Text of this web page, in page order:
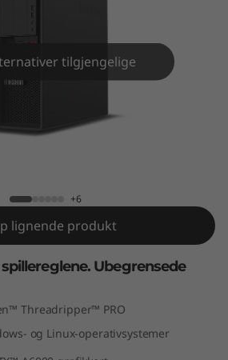
tilgjengelige
+6
lignende produkt
Ubegrensede
Threadripper™ PRO
og Linux-operativsystemer